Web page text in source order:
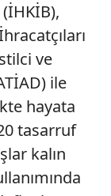
ve
ile
hayata
tasarruf
kalın